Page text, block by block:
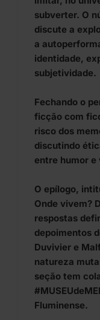
subverter. O
discute a
a
identidade,
subjetividade.
Fechando o
ficção com
risco dos
discutindo
entre humor
O epílogo,
Onde vivem?
respostas
depoimentos
Duvivier e
natureza
seção tem
Fluminense.